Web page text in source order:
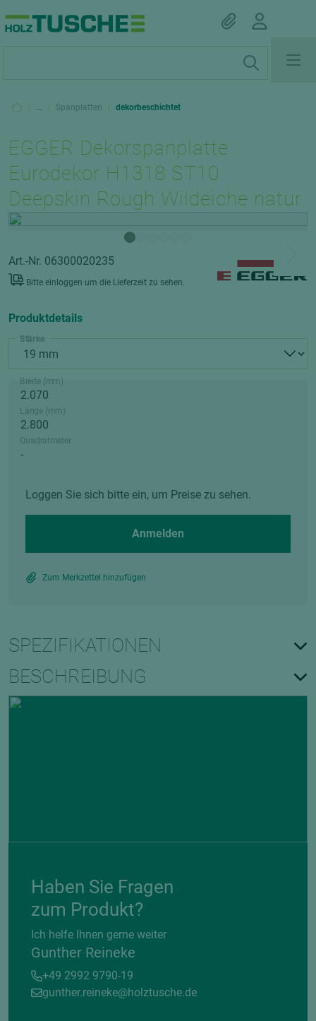
... Spanplatten dekorbeschichtet
EGGER Dekorspanplatte
Eurodekor H1318 ST10
Deepskin Rough Wildeiche natur
Art.-Nr. 06300020235
Bitte einloggen um die Lieferzeit zu sehen.
Produktdetails
Stärke
Breite (mm)
Länge (mm)
Quadratmeter
Loggen Sie sich bitte ein, um Preise zu sehen.
Anmelden
Zum Merkzettel hinzufügen
SPEZIFIKATIONEN
BESCHREIBUNG
Haben Sie Fragen
zum Produkt?
Ich helfe Ihnen gerne weiter
Gunther Reineke
+49 2992 9790-19
gunther.reineke@holztusche.de